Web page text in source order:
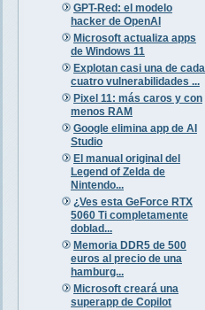
GPT-Red: el modelo
hacker de OpenAI
Microsoft actualiza apps
de Windows 11
Explotan casi una de cada
cuatro vulnerabilidades ...
Pixel 11: más caros y con
menos RAM
Google elimina app de AI
Studio
El manual original del
Legend of Zelda de
Nintendo...
¿Ves esta GeForce RTX
5060 Ti completamente
doblad...
Memoria DDR5 de 500
euros al precio de una
hamburg...
Microsoft creará una
superapp de Copilot